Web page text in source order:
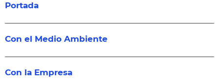
Portada
Con el Medio Ambiente
Con la Empresa